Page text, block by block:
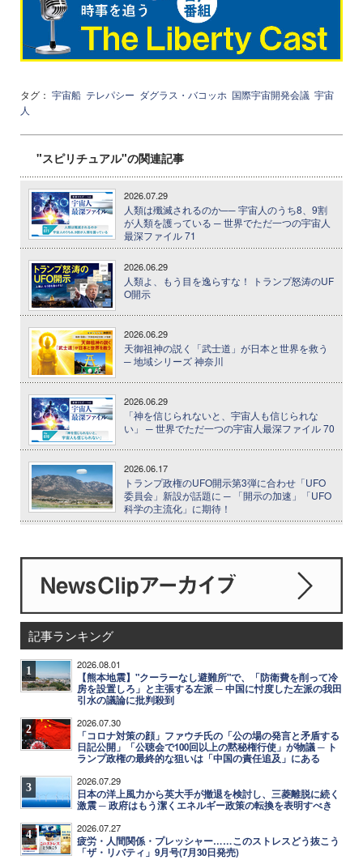
タグ： 宇宙船 テレパシー ダグラス・バコッホ 国際宇宙開発会議 宇宙
人
"スピリチュアル"の関連記事
2026.07.29
人類は殲滅されるのか── 宇宙人のうち8、9割
が人類を護っている ─ 世界でただ一つの宇宙人
最深ファイル 71
2026.06.29
人類よ、もう目を逸らすな！ トランプ怒涛のUF
O開示
2026.06.29
天御祖神の説く「武士道」が日本と世界を救う
─ 地域シリーズ 神奈川
2026.06.29
「神を信じられないと、宇宙人も信じられな
い」 ─ 世界でただ一つの宇宙人最深ファイル 70
2026.06.17
トランプ政権のUFO開示第3弾に合わせ「UFO
委員会」新設が話題に ─ 「開示の加速」「UFO
科学の主流化」に期待！
記事ランキング
1 2026.08.01
【熊本地震】"クーラーなし避難所"で、「防衛費を削って冷
房を設置しろ」と主張する左派 ─ 中国に忖度した左派の我田
引水の議論に批判殺到
2 2026.07.30
「コロナ対策の顔」ファウチ氏の「公の場の発言と矛盾する
日記公開」「公聴会で100回以上の黙秘権行使」が物議 ─ ト
ランプ政権の最終的な狙いは「中国の責任追及」にある
3 2026.07.29
日本の洋上風力から英大手が撤退を検討し、三菱離脱に続く
激震 ─ 政府はもう潔くエネルギー政策の転換を表明すべき
4 2026.07.27
疲労・人間関係・プレッシャー……このストレスどう抜こう
「ザ・リバティ」9月号(7月30日発売)